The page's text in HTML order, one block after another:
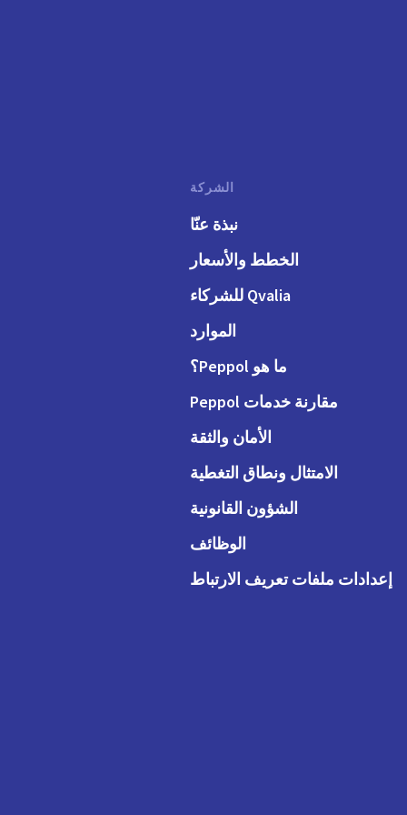
الشركة
نبذة عنّا
الخطط والأسعار
Qvalia للشركاء
الموارد
ما هو Peppol؟
مقارنة خدمات Peppol
الأمان والثقة
الامتثال ونطاق التغطية
الشؤون القانونية
الوظائف
إعدادات ملفات تعريف الارتباط